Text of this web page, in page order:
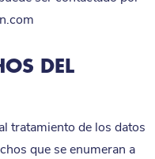
DEL
tratamiento de los datos
que se enumeran a